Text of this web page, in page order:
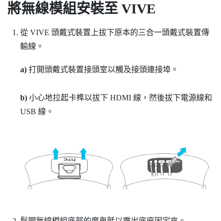
將無線模組安裝至 VIVE
從 VIVE 頭戴式裝置上拔下原本的三合一頭戴式裝置傳
輸線。
a)打開頭戴式裝置接頭室以觸及接頭連接埠。
b)小心地拉起卡榫以拔下 HDMI 線，然後拔下電源線和
USB 線。